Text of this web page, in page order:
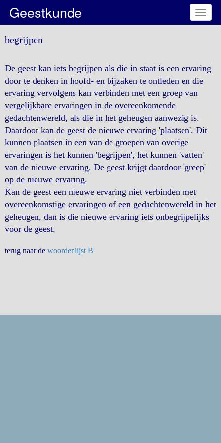
Toggle
Geestkunde
begrijpen
De geest kan iets begrijpen als die in staat is een ervaring
door te denken in hoofd- en bijzaken te ontleden en die
ervaring vervolgens kan verbinden met een groep van
vergelijkbare ervaringen in de overeenkomende
gedachtenwereld, als die in het geheugen aanwezig is.
Daardoor kan de geest de nieuwe ervaring 'plaatsen'. Dit
kunnen plaatsen in een van de groepen van overige
ervaringen is het kunnen 'begrijpen', het kunnen 'vatten'
van de nieuwe ervaring. De geest krijgt daardoor 'greep'
op de nieuwe ervaring.
Kan de geest een nieuwe ervaring niet verbinden met
overeenkomstige ervaringen of een gedachtenwereld in het
geheugen, dan is die nieuwe ervaring iets onbegrijpelijks
voor de geest.
terug naar de woordenlijst B